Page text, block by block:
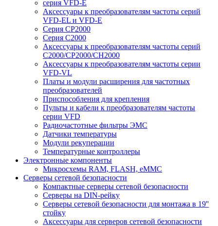
серия VFD-E
Аксессуары к преобразователям частоты серий
VFD-EL и VFD-E
Серия CP2000
Серия C2000
Аксессуары к преобразователям частоты серий
С2000/CP2000/CH2000
Аксессуары к преобразователям частоты серии
VFD-VL
Платы и модули расширения для частотных
преобразователей
Приспособления для крепления
Пульты и кабели к преобразователям частоты
серии VFD
Радиочастотные фильтры ЭМС
Датчики температуры
Модули рекуперации
Температурные контроллеры
Электронные компоненты
Микросхемы RAM, FLASH, eMMC
Серверы сетевой безопасности
Компактные серверы сетевой безопасности
Серверы на DIN-рейку
Серверы сетевой безопасности для монтажа в 19''
стойку
Аксессуары для серверов сетевой безопасности